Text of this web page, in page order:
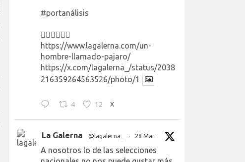
#portanálisis
👉🏻👉🏻👉🏻
https://www.lagalerna.com/un-
hombre-llamado-pajaro/
https://x.com/lagalerna_/status/2038
216359264563526/photo/1
4 12 X
La Galerna @lagalerna_ · 28 Mar
A nosotros lo de las selecciones